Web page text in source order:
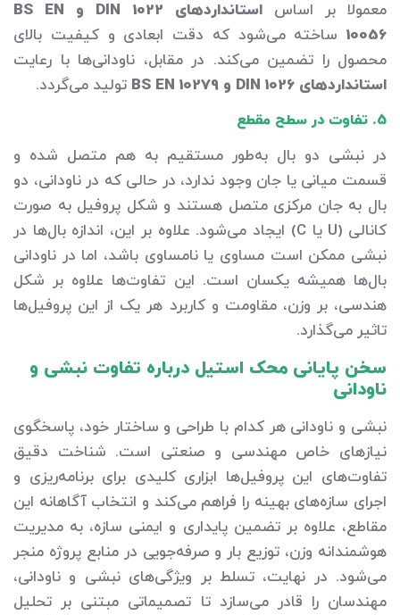
معمولا بر اساس
استانداردهای DIN 1022 و BS EN
10056 ساخته می‌شود که دقت ابعادی و کیفیت بالای
محصول را تضمین می‌کند. در مقابل، ناودانی‌ها با رعایت
استانداردهای DIN 1026 و
BS EN 10279 تولید می‌گردد.
5. تفاوت در سطح مقطع
در نبشی دو بال به‌طور مستقیم به هم متصل شده و
قسمت میانی یا جان وجود ندارد، در حالی که در ناودانی، دو
بال به جان مرکزی متصل هستند و شکل پروفیل به صورت
کانالی (U یا C) ایجاد می‌شود. علاوه بر این، اندازه بال‌ها در
نبشی ممکن است مساوی یا نامساوی باشد، اما در ناودانی
بال‌ها همیشه یکسان است. این تفاوت‌ها علاوه بر شکل
هندسی، بر وزن، مقاومت و کاربرد هر یک از این پروفیل‌ها
تاثیر می‌گذارد.
سخن پایانی محک استیل درباره تفاوت نبشی و
ناودانی
نبشی و ناودانی هر کدام با طراحی و ساختار خود، پاسخگوی
نیازهای خاص مهندسی و صنعتی است. شناخت دقیق
تفاوت‌های این پروفیل‌ها ابزاری کلیدی برای برنامه‌ریزی و
اجرای سازه‌های بهینه را فراهم می‌کند و انتخاب آگاهانه این
مقاطع، علاوه بر تضمین پایداری و ایمنی سازه، به مدیریت
هوشمندانه وزن، توزیع بار و صرفه‌جویی در منابع پروژه منجر
می‌شود. در نهایت، تسلط بر ویژگی‌های نبشی و ناودانی،
مهندسان را قادر می‌سازد تا تصمیماتی مبتنی بر تحلیل